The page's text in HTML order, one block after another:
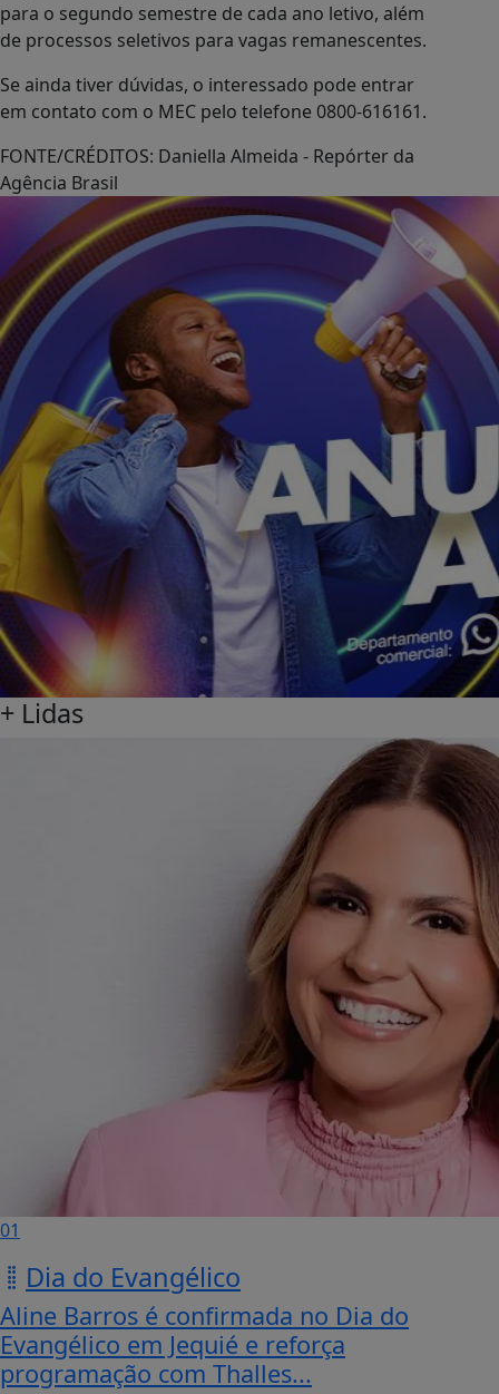
para o segundo semestre de cada ano letivo, além
de processos seletivos para vagas remanescentes.
Se ainda tiver dúvidas, o interessado pode entrar
em contato com o MEC pelo telefone 0800-616161.
FONTE/CRÉDITOS: Daniella Almeida - Repórter da
Agência Brasil
+ Lidas
01
Dia do Evangélico
Aline Barros é confirmada no Dia do
Evangélico em Jequié e reforça
programação com Thalles...